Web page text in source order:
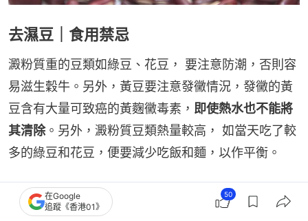
去濕豆｜食用禁忌
澱粉質重的豆類如綠豆、花豆， 要注意防潮，否則容
易滋生穀牛。另外，黃豆要注意發黴情況，發黴的黃
豆含有大量可致癌的黃麴黴毒素， 即使熱水也不能將
其清除。另外，澱粉質豆類熱量較高， 如當天吃了較
多的綠豆和花豆，便要減少吃飯和麵，以作平衡。
中醫推介牛蒡淮山三豆湯
在Google
追蹤《香港01》
50